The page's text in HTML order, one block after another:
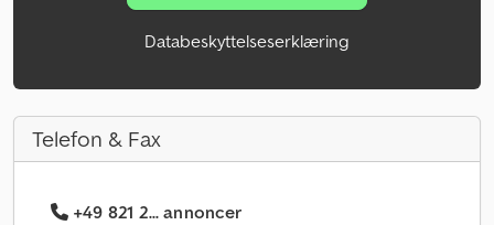
Databeskyttelseserklæring
Telefon & Fax
+49 821 2... annoncer